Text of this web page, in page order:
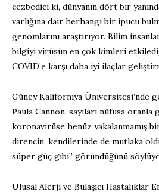
cezbedici ki, dünyanın dört bir
varlığına dair herhangi bir ipucu
genomlarını araştırıyor. Bilim
bilgiyi virüsün en çok kimleri
COVID’e karşı daha iyi ilaçlar
Güney Kaliforniya Üniversitesi’nde
Paula Cannon, sayıları nüfusa oranla
koronavirüse henüz yakalanmamış
direncin, kendilerinde de mutlaka
süper güç gibi” göründüğünü
Ulusal Alerji ve Bulaşıcı Hastalıklar